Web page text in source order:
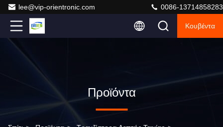
lee@vip-orientronic.com 0086-13714858283
Κουβέντα
Προϊόντα